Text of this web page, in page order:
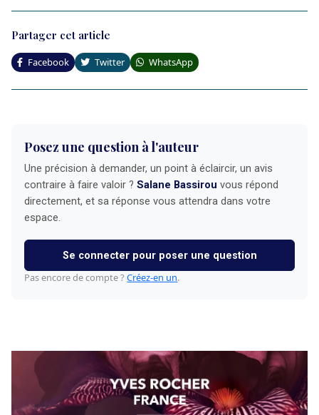
Partager cet article
Facebook Twitter WhatsApp
Posez une question à l'auteur
Une précision à demander, un point à éclaircir, un avis
contraire à faire valoir ?Salane Bassirou vous répond
directement, et sa réponse vous attendra dans votre
espace.
Se connecter pour poser une question
Pas encore de compte ?Créez-en un.